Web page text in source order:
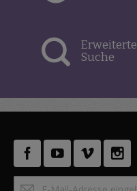
Erweiterte
Suche